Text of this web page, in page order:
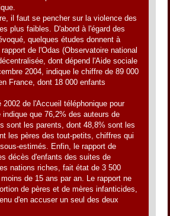
il faut se pencher sur la violence des
plus faibles. D'abord à l'égard des
quelques études donnent à
de l'Odas (Observatoire national
dont dépend l'Aide sociale
2004, indique le chiffre de 89 000
France, dont 18 000 enfants
2002 de l'Accueil téléphonique pour
indique que 76,2% des auteurs de
sont les parents, dont 48,8% sont les
les pères des tout-petits, chiffres qui
estimés. Enfin, le rapport de
décès d'enfants des suites de
nations riches, fait état de 3 500
de 15 ans par an. Le rapport ne
de pères et de mères infanticides,
d'en accuser un seul des deux